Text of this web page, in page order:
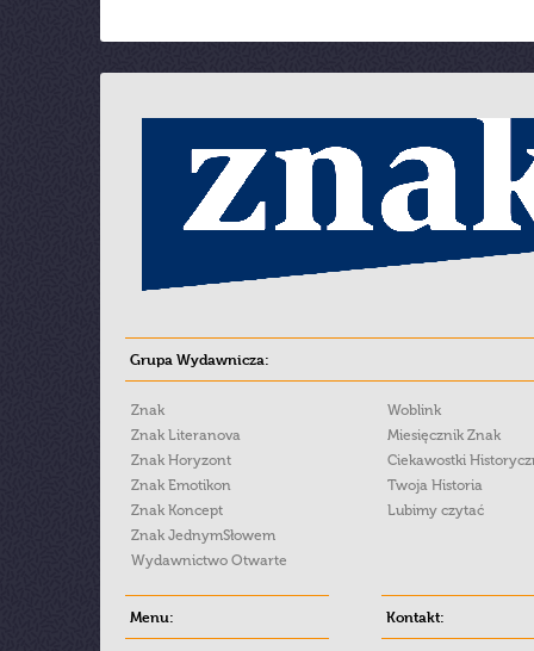
Grupa Wydawnicza:
Znak
Znak Literanova
Znak Horyzont
Znak Emotikon
Znak Koncept
Znak JednymSłowem
Wydawnictwo Otwarte
Woblink
Miesięcznik Znak
Ciekawostki
Twoja Historia
Lubimy czytać
Menu: Kontakt: